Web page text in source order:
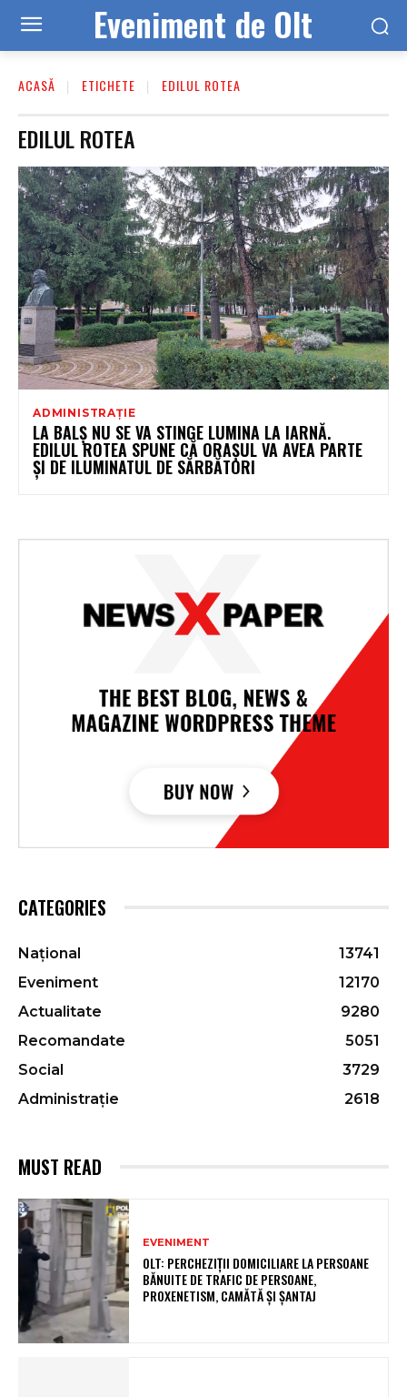
Eveniment de Olt
ACASĂ ETICHETE EDILUL ROTEA
EDILUL ROTEA
ADMINISTRAȚIE
LA BALȘ NU SE VA STINGE LUMINA LA IARNĂ.
EDILUL ROTEA SPUNE CĂ ORAȘUL VA AVEA PARTE
ȘI DE ILUMINATUL DE SĂRBĂTORI
CATEGORIES
Național
13741
Eveniment
12170
Actualitate
9280
Recomandate
5051
Social
3729
Administrație
2618
MUST READ
EVENIMENT
OLT: PERCHEZIŢII DOMICILIARE LA PERSOANE
BĂNUITE DE TRAFIC DE PERSOANE,
PROXENETISM, CAMĂTĂ ŞI ŞANTAJ